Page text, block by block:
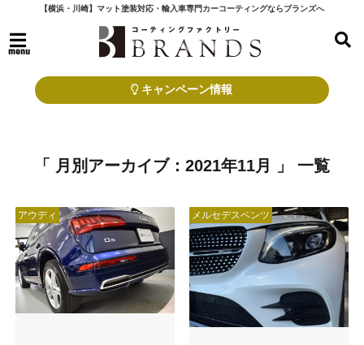
【横浜・川崎】マット塗装対応・輸入車専門カーコーティングならブランズへ
menu
キャンペーン情報
「 月別アーカイブ：2021年11月 」 一覧
アウディ メルセデスベンツ